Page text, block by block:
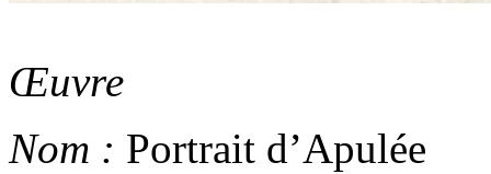
Œuvre
Nom : Portrait d’Apulée